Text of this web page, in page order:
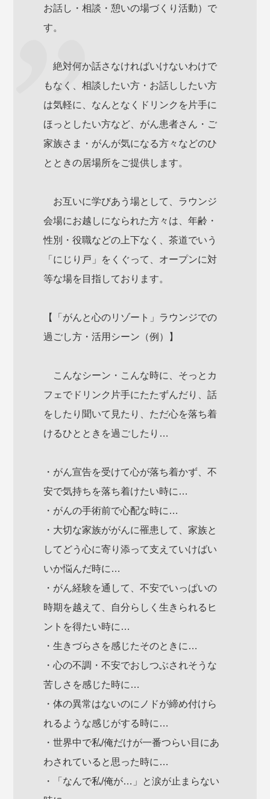
お話し・相談・憩いの場づくり活動）で
す。
絶対何か話さなければいけないわけで
もなく、相談したい方・お話ししたい方
は気軽に、なんとなくドリンクを片手に
ほっとしたい方など、がん患者さん・ご
家族さま・がんが気になる方々などのひ
とときの居場所をご提供します。
お互いに学びあう場として、ラウンジ
会場にお越しになられた方々は、年齢・
性別・役職などの上下なく、茶道でいう
「にじり戸」をくぐって、オープンに対
等な場を目指しております。
【「がんと心のリゾート」ラウンジでの
過ごし方・活用シーン（例）】
こんなシーン・こんな時に、そっとカ
フェでドリンク片手にたたずんだり、話
をしたり聞いて見たり、ただ心を落ち着
けるひとときを過ごしたり…
・がん宣告を受けて心が落ち着かず、不
安で気持ちを落ち着けたい時に…
・がんの手術前で心配な時に…
・大切な家族ががんに罹患して、家族と
してどう心に寄り添って支えていけばい
いか悩んだ時に…
・がん経験を通して、不安でいっぱいの
時期を越えて、自分らしく生きられるヒ
ントを得たい時に…
・生きづらさを感じたそのときに…
・心の不調・不安でおしつぶされそうな
苦しさを感じた時に…
・体の異常はないのにノドが締め付けら
れるような感じがする時に…
・世界中で私/俺だけが一番つらい目にあ
わされていると思った時に…
・「なんで私/俺が…」と涙が止まらない